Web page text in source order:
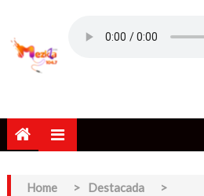
Home > Destacada
>